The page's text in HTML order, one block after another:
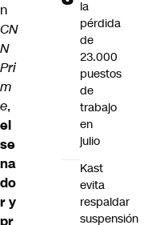
n
CN
N
Pri
m
e,
el
se
na
do
r y
la
pérdida
de
23.000
puestos
de
trabajo
en
julio
Kast
evita
respaldar
suspensión